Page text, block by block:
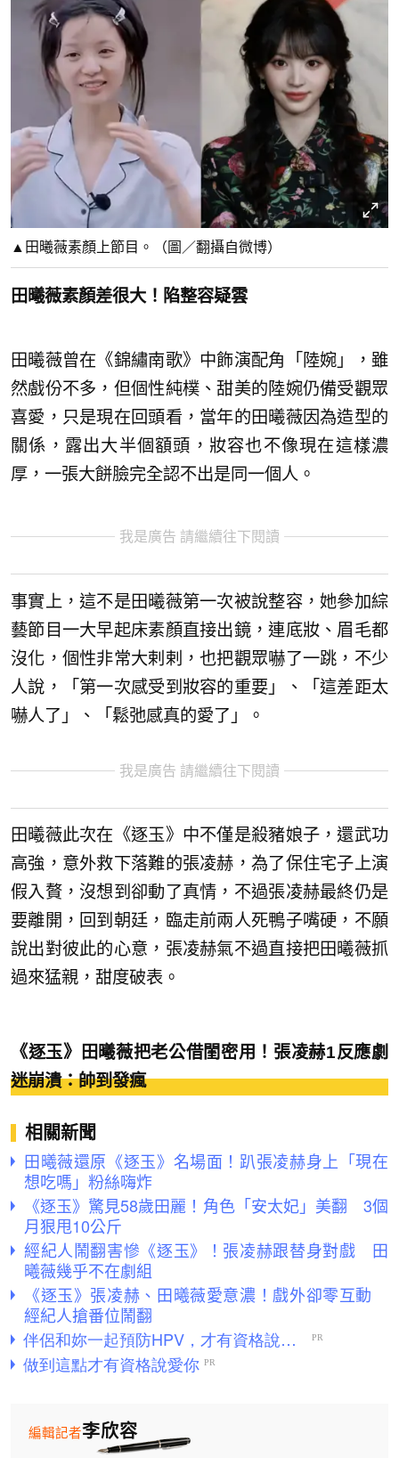
▲田曦薇素顏上節目。（圖／翻攝自微博）
田曦薇素顏差很大！陷整容疑雲
田曦薇曾在《錦繡南歌》中飾演配角「陸婉」，雖
然戲份不多，但個性純樸、甜美的陸婉仍備受觀眾
喜愛，只是現在回頭看，當年的田曦薇因為造型的
關係，露出大半個額頭，妝容也不像現在這樣濃
厚，一張大餅臉完全認不出是同一個人。
我是廣告 請繼續往下閱讀
事實上，這不是田曦薇第一次被說整容，她參加綜
藝節目一大早起床素顏直接出鏡，連底妝、眉毛都
沒化，個性非常大剌剌，也把觀眾嚇了一跳，不少
人說，「第一次感受到妝容的重要」、「這差距太
嚇人了」、「鬆弛感真的愛了」。
我是廣告 請繼續往下閱讀
田曦薇此次在《逐玉》中不僅是殺豬娘子，還武功
高強，意外救下落難的張凌赫，為了保住宅子上演
假入贅，沒想到卻動了真情，不過張凌赫最終仍是
要離開，回到朝廷，臨走前兩人死鴨子嘴硬，不願
說出對彼此的心意，張凌赫氣不過直接把田曦薇抓
過來猛親，甜度破表。
《逐玉》田曦薇把老公借閨密用！張凌赫1反應劇
迷崩潰：帥到發瘋
相關新聞
田曦薇還原《逐玉》名場面！趴張凌赫身上「現在
想吃嗎」粉絲嗨炸
《逐玉》驚見58歲田麗！角色「安太妃」美翻 3個
月狠甩10公斤
經紀人鬧翻害慘《逐玉》！張凌赫跟替身對戲 田
曦薇幾乎不在劇組
《逐玉》張凌赫、田曦薇愛意濃！戲外卻零互動
經紀人搶番位鬧翻
李欣容
編輯記者